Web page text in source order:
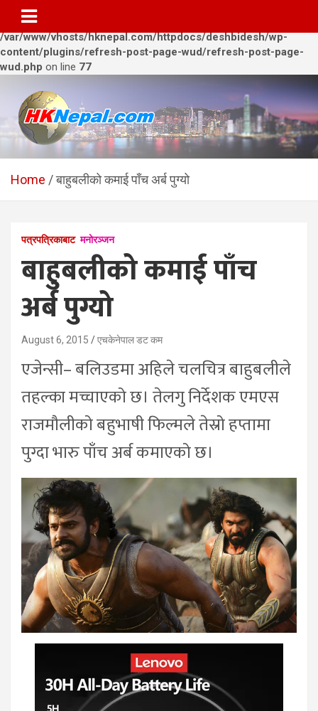
Warning
/var/www/vhosts/hknepal.com/httpdocs/deshbidesh/wp-
content/plugins/refresh-post-page-wud/refresh-post-page-
wud.php on line 77
content
HKNepal.com – हङकङबाट
सञ्चालित पहिलो नेपाली अनलाईन
hknepal, hknepal.com, hk nepal, hk nepal com
Home बाहुबलीको कमाई पाँच अर्ब पुग्यो
पत्रपत्रिकाबाट मनोरञ्जन
बाहुबलीको कमाई पाँच
अर्ब पुग्यो
August 6, 2015 एचकेनेपाल डट कम
एजेन्सी– बलिउडमा अहिले चलचित्र बाहुबलीले
तहल्का मच्चाएको छ। तेलगु निर्देशक एमएस
राजमौलीको बहुभाषी फिल्मले तेस्रो हप्तामा
पुग्दा भारु पाँच अर्ब कमाएको छ।